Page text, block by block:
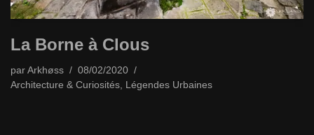
La Borne à Clous
par Arkhøss
08/02/2020
Architecture & Curiosités Légendes Urbaines